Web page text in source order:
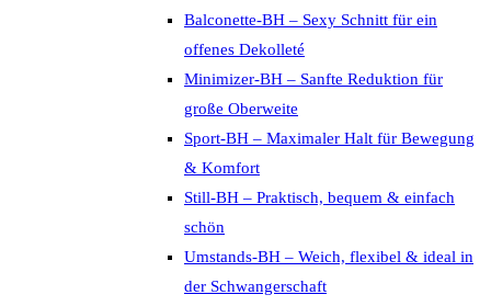
Balconette-BH – Sexy Schnitt für ein
offenes Dekolleté
Minimizer-BH – Sanfte Reduktion für
große Oberweite
Sport-BH – Maximaler Halt für Bewegung
& Komfort
Still-BH – Praktisch, bequem & einfach
schön
Umstands-BH – Weich, flexibel & ideal in
der Schwangerschaft